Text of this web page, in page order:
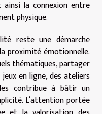
la connexion entre
physique.
reste une démarche
proximité émotionnelle.
thématiques, partager
en ligne, des ateliers
contribue à bâtir un
L’attention portée